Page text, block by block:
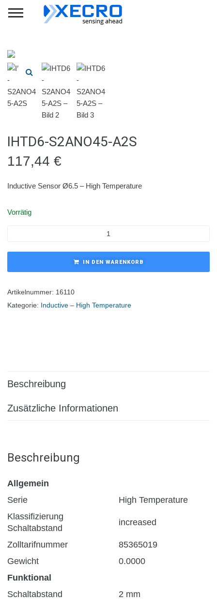
IHTD6-S2ANO45-A2S
117,44 €
Inductive Sensor Ø6.5 – High Temperature
Vorrätig
IN DEN WARENKORB
Artikelnummer: 16110
Kategorie: Inductive – High Temperature
Beschreibung
Zusätzliche Informationen
Beschreibung
Allgemein
Serie
High Temperature
Klassifizierung
Schaltabstand
increased
Zolltarifnummer
85365019
Gewicht
0.0000
Funktional
Schaltabstand
2 mm